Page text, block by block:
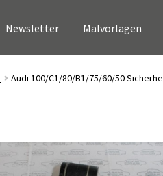
Newsletter Malvorlagen
Datenschutz Impressum Kasse
Audi 100/C1/80/B1/75/60/50